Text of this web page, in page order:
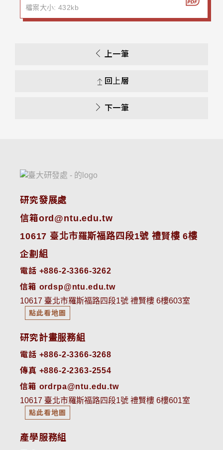
檔案大小: 432kb
上一筆
回上層
下一筆
研究發展處
信箱ord@ntu.edu.tw
10617 臺北市羅斯福路四段1號 禮賢樓 6樓
企劃組
電話 +886-2-3366-3262
信箱 ordsp@ntu.edu.tw
10617 臺北市羅斯福路四段1號 禮賢樓 6樓603室
點此看地圖
研究計畫服務組
電話 +886-2-3366-3268
傳真 +886-2-2363-2554
信箱 ordrpa@ntu.edu.tw
10617 臺北市羅斯福路四段1號 禮賢樓 6樓601室
點此看地圖
產學服務組